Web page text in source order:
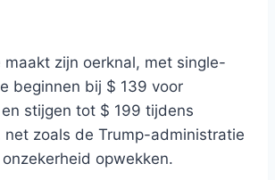
maakt zijn oerknal, met single-
beginnen bij $ 139 voor
stijgen tot $ 199 tijdens
net zoals de Trump-administratie
opwekken.